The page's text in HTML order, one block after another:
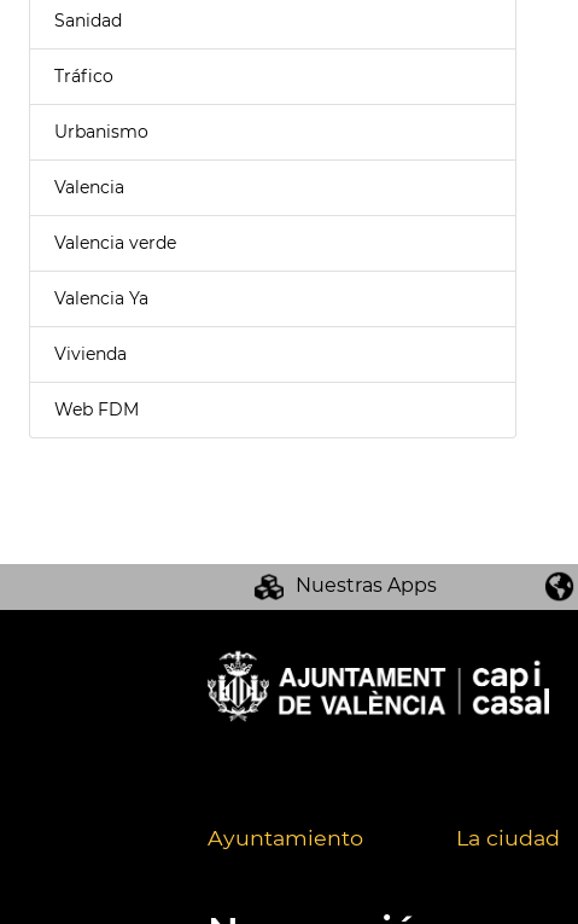
Sanidad
Tráfico
Urbanismo
Valencia
Valencia verde
Valencia Ya
Vivienda
Web FDM
Nuestras Apps
Ayuntamiento La ciudad